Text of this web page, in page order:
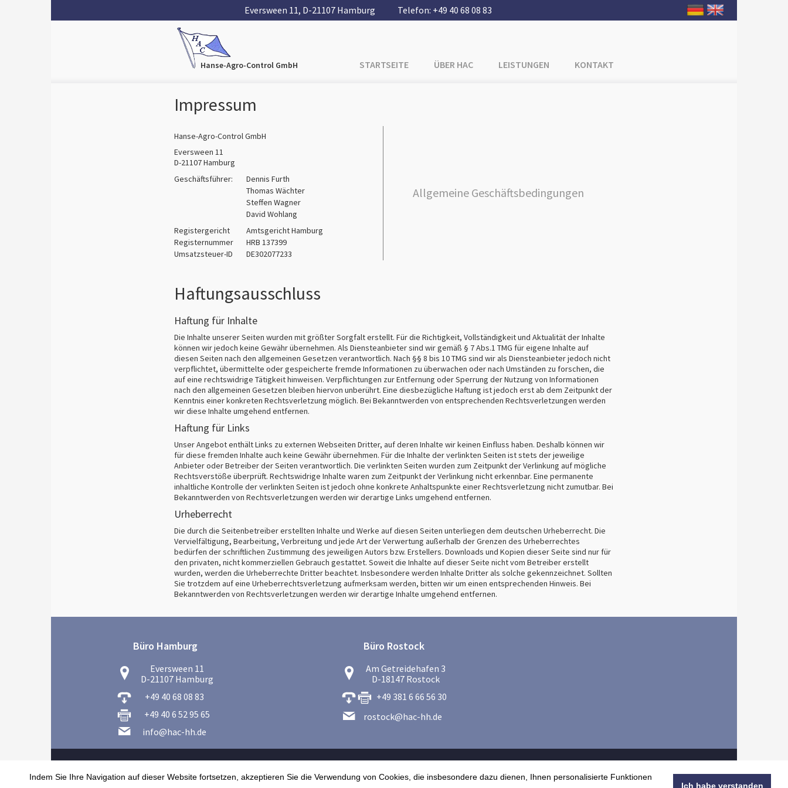
Indem Sie Ihre Navigation auf dieser Website fortsetzen, akzeptieren Sie die Verwendung von Cookies, die insbesondere dazu dienen, Ihnen personalisierte Funktionen
Ich habe verstanden
Eversween 11, D-21107 Hamburg Telefon: +49 40 68 08 83
Hanse-Agro-Control GmbH STARTSEITE ÜBER HAC LEISTUNGEN KONTAKT
Impressum
Hanse-Agro-Control GmbH
Eversween 11
D-21107 Hamburg
Geschäftsführer:
Dennis Furth
Thomas Wächter
Steffen Wagner
David Wohlang
Registergericht
Amtsgericht Hamburg
Registernummer
HRB 137399
Umsatzsteuer-ID
DE302077233
Allgemeine Geschäftsbedingungen
Haftungsausschluss
Haftung für Inhalte
Die Inhalte unserer Seiten wurden mit größter Sorgfalt erstellt. Für die Richtigkeit, Vollständigkeit und Aktualität der Inhalte
können wir jedoch keine Gewähr übernehmen. Als Diensteanbieter sind wir gemäß § 7 Abs.1 TMG für eigene Inhalte auf
diesen Seiten nach den allgemeinen Gesetzen verantwortlich. Nach §§ 8 bis 10 TMG sind wir als Diensteanbieter jedoch nicht
verpflichtet, übermittelte oder gespeicherte fremde Informationen zu überwachen oder nach Umständen zu forschen, die
auf eine rechtswidrige Tätigkeit hinweisen. Verpflichtungen zur Entfernung oder Sperrung der Nutzung von Informationen
nach den allgemeinen Gesetzen bleiben hiervon unberührt. Eine diesbezügliche Haftung ist jedoch erst ab dem Zeitpunkt der
Kenntnis einer konkreten Rechtsverletzung möglich. Bei Bekanntwerden von entsprechenden Rechtsverletzungen werden
wir diese Inhalte umgehend entfernen.
Haftung für Links
Unser Angebot enthält Links zu externen Webseiten Dritter, auf deren Inhalte wir keinen Einfluss haben. Deshalb können wir
für diese fremden Inhalte auch keine Gewähr übernehmen. Für die Inhalte der verlinkten Seiten ist stets der jeweilige
Anbieter oder Betreiber der Seiten verantwortlich. Die verlinkten Seiten wurden zum Zeitpunkt der Verlinkung auf mögliche
Rechtsverstöße überprüft. Rechtswidrige Inhalte waren zum Zeitpunkt der Verlinkung nicht erkennbar. Eine permanente
inhaltliche Kontrolle der verlinkten Seiten ist jedoch ohne konkrete Anhaltspunkte einer Rechtsverletzung nicht zumutbar. Bei
Bekanntwerden von Rechtsverletzungen werden wir derartige Links umgehend entfernen.
Urheberrecht
Die durch die Seitenbetreiber erstellten Inhalte und Werke auf diesen Seiten unterliegen dem deutschen Urheberrecht. Die
Vervielfältigung, Bearbeitung, Verbreitung und jede Art der Verwertung außerhalb der Grenzen des Urheberrechtes
bedürfen der schriftlichen Zustimmung des jeweiligen Autors bzw. Erstellers. Downloads und Kopien dieser Seite sind nur für
den privaten, nicht kommerziellen Gebrauch gestattet. Soweit die Inhalte auf dieser Seite nicht vom Betreiber erstellt
wurden, werden die Urheberrechte Dritter beachtet. Insbesondere werden Inhalte Dritter als solche gekennzeichnet. Sollten
Sie trotzdem auf eine Urheberrechtsverletzung aufmerksam werden, bitten wir um einen entsprechenden Hinweis. Bei
Bekanntwerden von Rechtsverletzungen werden wir derartige Inhalte umgehend entfernen.
Büro Hamburg
Eversween 11
D-21107 Hamburg
+49 40 68 08 83
+49 40 6 52 95 65
info@hac-hh.de
Büro Rostock
Am Getreidehafen 3
D-18147 Rostock
+49 381 6 66 56 30
rostock@hac-hh.de
Hanse-Agro-Control GmbH Über HAC GmbH Leistungen Kontakt Impressum | AGB Datenschutz